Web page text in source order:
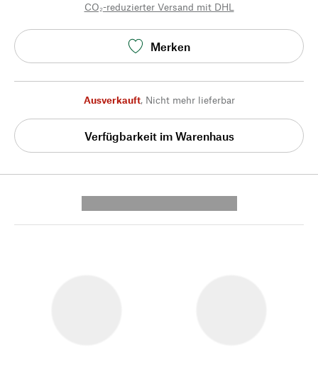
CO₂-reduzierter Versand mit DHL
Merken
Ausverkauft, Nicht mehr lieferbar
Verfügbarkeit im Warenhaus